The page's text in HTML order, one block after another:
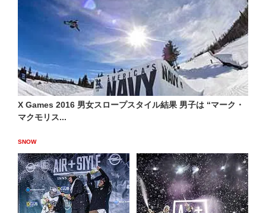
X Games 2016 男女スロープスタイル結果 男子は “マーク・
マクモリス...
SNOW